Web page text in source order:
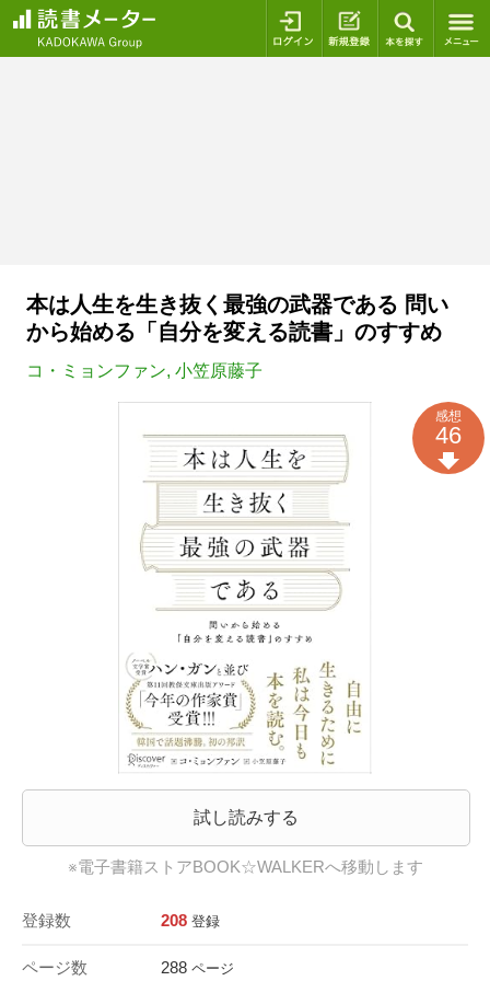
ログイン 新規登録
本は人生を生き抜く最強の武器である 問い
から始める「自分を変える読書」のすすめ
コ・ミョンファン, 小笠原藤子
試し読みする
※電子書籍ストアBOOK☆WALKERへ移動します
登録数 208 登録
ページ数 288 ページ
感想
46